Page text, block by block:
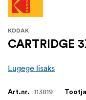
KODAK
CARTRIDGE
Lugege lisaks
Art.nr. 113819